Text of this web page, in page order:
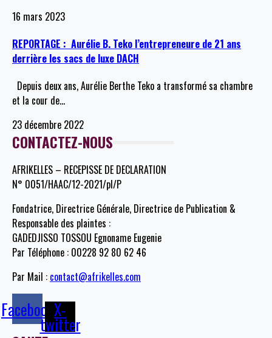
16 mars 2023
REPORTAGE : Aurélie B. Teko l’entrepreneure de 21 ans
derrière les sacs de luxe DACH
Depuis deux ans, Aurélie Berthe Teko a transformé sa chambre
et la cour de…
23 décembre 2022
CONTACTEZ-NOUS
AFRIKELLES – RECEPISSE DE DECLARATION
N° 0051/HAAC/12-2021/pl/P
Fondatrice, Directrice Générale, Directrice de Publication &
Responsable des plaintes :
GADEDJISSO TOSSOU Egnoname Eugenie
Par Téléphone : 00228 92 80 62 46
Par Mail : contact@afrikelles.com
FacebookX-
twitter